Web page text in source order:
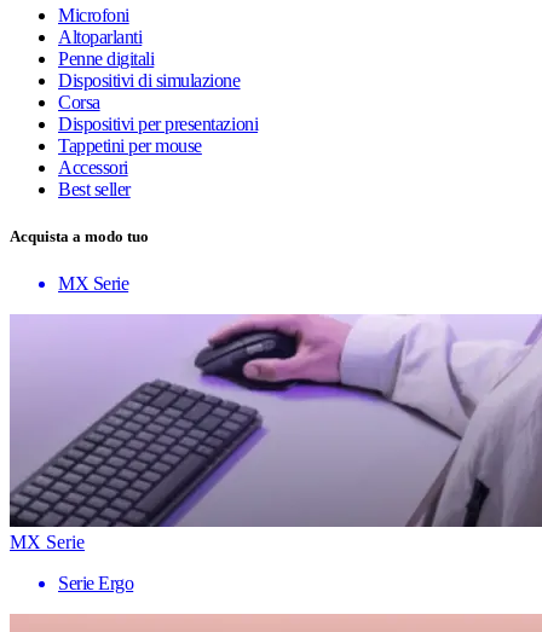
Microfoni
Altoparlanti
Penne digitali
Dispositivi di simulazione
Corsa
Dispositivi per presentazioni
Tappetini per mouse
Accessori
Best seller
Acquista a modo tuo
MX Serie
MX Serie
Serie Ergo